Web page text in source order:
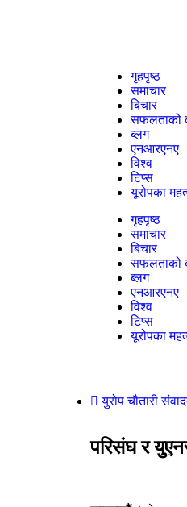
गृहपृष्ठ
समाचार
बिचार
सफलताको
ब्लग
एनआरएनए
विश्व
टिप्स
यूरोपका
गृहपृष्ठ
समाचार
बिचार
सफलताको
ब्लग
एनआरएनए
विश्व
टिप्स
यूरोपका
युरोप चौतारी
परिसंघ र